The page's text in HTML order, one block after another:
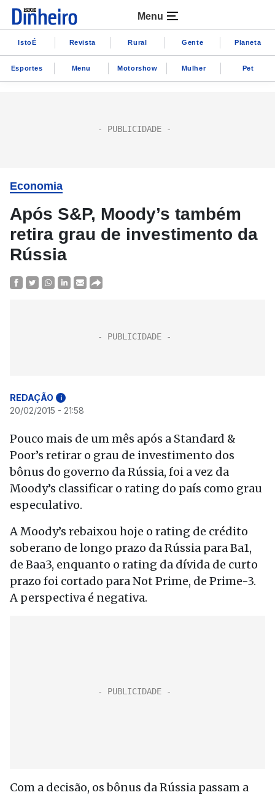
Menu
IstoÉ Revista Rural Gente Planeta
Esportes Menu Motorshow Mulher Pet
Economia
Após S&P, Moody’s também
retira grau de investimento da
Rússia
REDAÇÃO i
20/02/2015 - 21:58
Pouco mais de um mês após a Standard &
Poor’s retirar o grau de investimento dos
bônus do governo da Rússia, foi a vez da
Moody’s classificar o rating do país como grau
especulativo.
A Moody’s rebaixou hoje o rating de crédito
soberano de longo prazo da Rússia para Ba1,
de Baa3, enquanto o rating da dívida de curto
prazo foi cortado para Not Prime, de Prime-3.
A perspectiva é negativa.
Com a decisão, os bônus da Rússia passam a